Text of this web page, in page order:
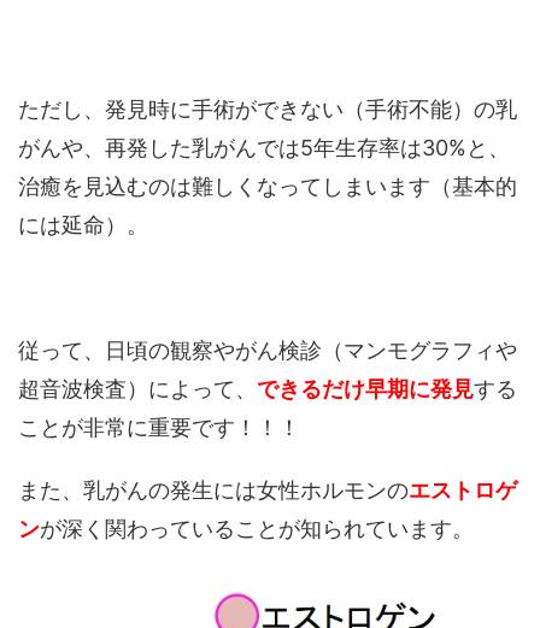
ただし、発見時に手術ができない（手術不能）の乳
がんや、再発した乳がんでは5年生存率は30%と、
治癒を見込むのは難しくなってしまいます（基本的
には延命）。
従って、日頃の観察やがん検診（マンモグラフィや
超音波検査）によって、 できるだけ早期に発見する
ことが非常に重要です！！！
また、乳がんの発生には女性ホルモンのエストロゲ
ンが深く関わっていることが知られています。